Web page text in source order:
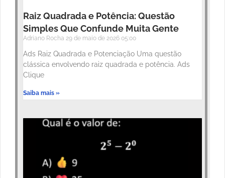
Raiz Quadrada e Potência: Questão
Simples Que Confunde Muita Gente
Adriano Rocha 29 de maio de 2026 05:00
Ads Raiz Quadrada e Potenciação Uma questão
clássica envolvendo raiz quadrada e potência. Ads
Clique
Saiba mais »